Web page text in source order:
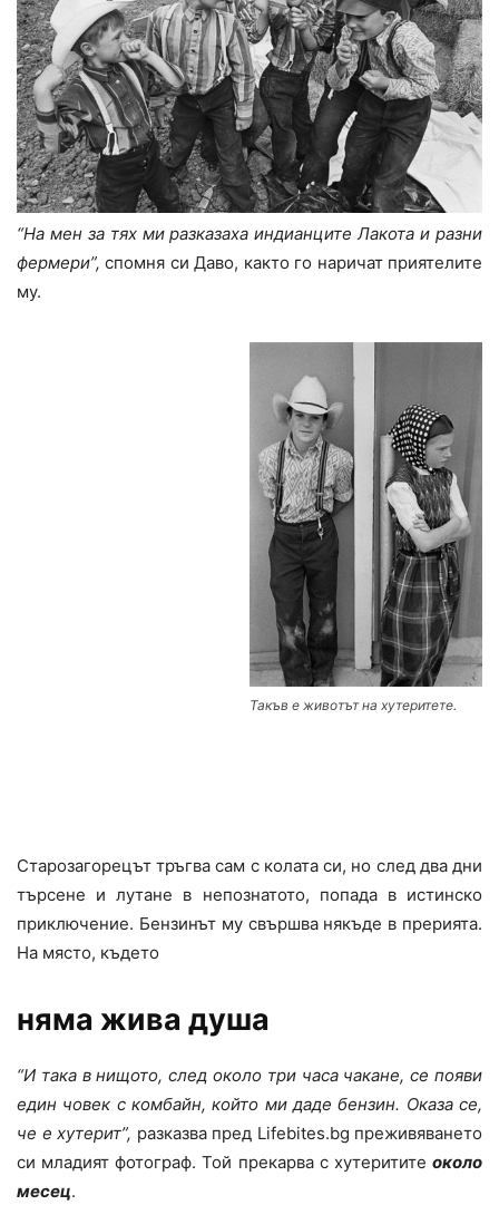
“На мен за тях ми разказаха индианците Лакота и разни
фермери”, спомня си Даво, както го наричат приятелите
му.
Такъв е животът на хутеритете.
Старозагорецът тръгва сам с колата си, но след два дни
търсене и лутане в непознатото, попада в истинско
приключение. Бензинът му свършва някъде в прерията.
На място, където
няма жива душа
“И така в нищото, след около три часа чакане, се появи
един човек с комбайн, който ми даде бензин. Оказа се,
че е хутерит”, разказва пред Lifebites.bg преживяването
си младият фотограф. Той прекарва с хутеритите около
месец.